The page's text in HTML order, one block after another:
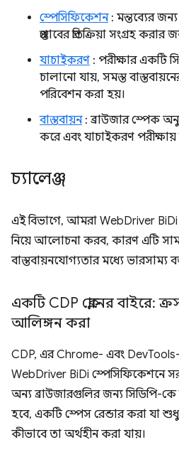
স্পেসিফিকেশন: মন্তব্যের
প্রস্তাবের প্রতিক্রিয়া সংগ্রহ করার
যাচাইকরণ : পরীক্ষার একটি
চালানো যায়, সমস্ত
পরিবেশন করা হয়।
বাস্তবায়ন: ব্রাউজার স্পেক
করে এবং যাচাইকরণ পরীক্ষায়
চ্যালেঞ্জ
এই বিভাগে, আমরা WebDriver BiDi
নিয়ে আলোচনা করব, কারণ এটি
বাস্তবায়নযোগ্যতার মধ্যে ভারসাম্য
একটি CDP ক্লোনের বাইরে:
আলিঙ্গন করা
CDP, এর Chrome- এবং DevTools-
WebDriver BiDi স্পেসিফিকেশনে
অন্য ব্রাউজারগুলির জন্য সিডিপি-কে
হবে, একটি স্পেস রেন্ডার করা যা
কীভাবে তা অর্থহীন করা যায়।